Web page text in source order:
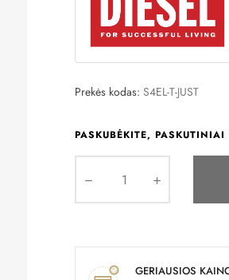
Prekės kodas: S4EL-T-JUST
PASKUBĖKITE,
GERIAUSIOS